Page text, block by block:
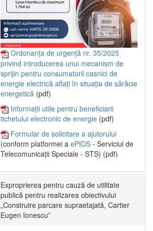
Ordonanța de urgență nr. 35/2025
privind introducerea unui mecanism de
sprijin pentru consumatorii casnici de
energie electrică aflați în situația de sărăcie
energetică (pdf)
Informații utile pentru beneficiarii
tichetului electronic de energie (pdf)
Formular de solicitare a ajutorului
(conform platformei a ePIDS - Serviciul de
Telecomunicații Speciale - STS) (pdf)
Exproprierea pentru cauză de utilitate
publică pentru realizarea obiectivului
„Construire parcare supraetajată, Cartier
Eugen Ionescu”